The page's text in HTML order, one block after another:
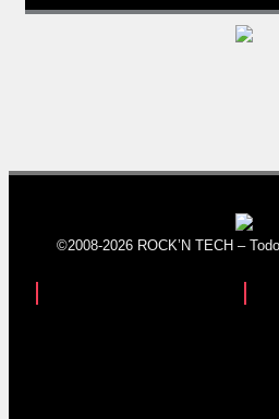
©2008-2026 ROCK’N TECH –